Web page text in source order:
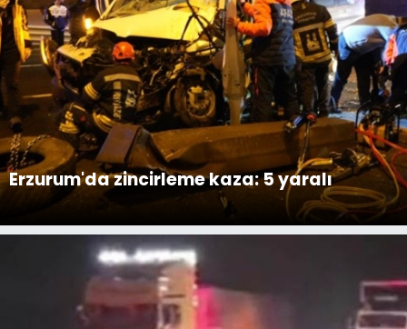
Erzurum'da zincirleme kaza: 5 yaralı